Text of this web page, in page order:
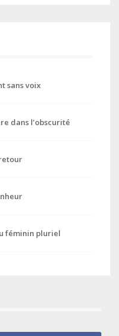
sans voix
dans l’obscurité
féminin pluriel